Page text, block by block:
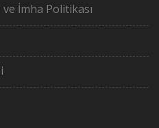
İmha Politikası